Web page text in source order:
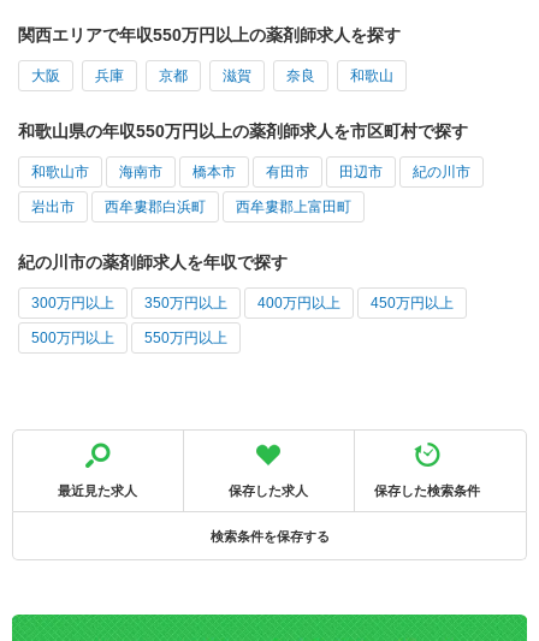
関西エリアで年収550万円以上の薬剤師求人を探す
大阪 兵庫 京都 滋賀 奈良 和歌山
和歌山県の年収550万円以上の薬剤師求人を市区町村で探す
和歌山市 海南市 橋本市 有田市 田辺市 紀の川市
岩出市 西牟婁郡白浜町 西牟婁郡上富田町
紀の川市の薬剤師求人を年収で探す
300万円以上 350万円以上 400万円以上 450万円以上
500万円以上 550万円以上
最近見た求人 保存した求人 保存した検索条件
検索条件を保存する